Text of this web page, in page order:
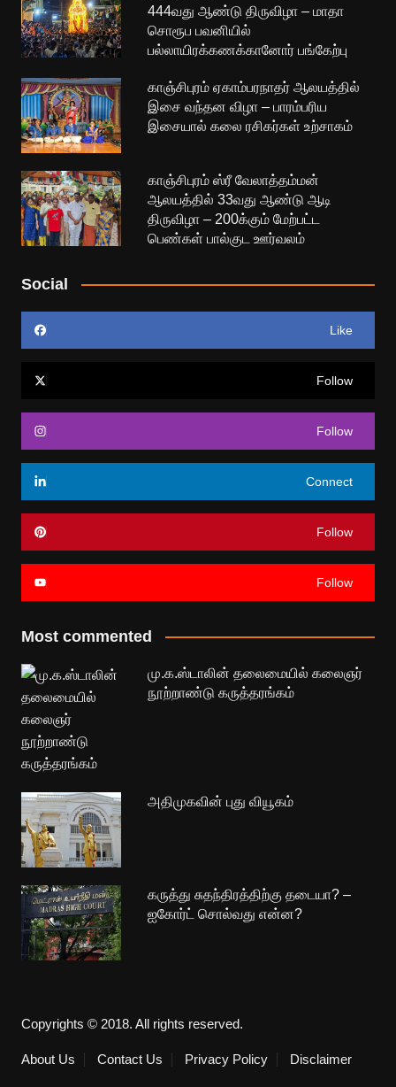
444வது ஆண்டு திருவிழா – மாதா
சொரூப பவனியில்
பல்லாயிரக்கணக்கானோர் பங்கேற்பு
காஞ்சிபுரம் ஏகாம்பரநாதர் ஆலயத்தில்
இசை வந்தன விழா – பாரம்பரிய
இசையால் கலை ரசிகர்கள் உற்சாகம்
காஞ்சிபுரம் ஸ்ரீ வேலாத்தம்மன்
ஆலயத்தில் 33வது ஆண்டு ஆடி
திருவிழா – 200க்கும் மேற்பட்ட
பெண்கள் பால்குட ஊர்வலம்
Social
Like
Follow
Follow
Connect
Follow
Follow
Most commented
மு.க.ஸ்டாலின் தலைமையில் கலைஞர்
நூற்றாண்டு கருத்தரங்கம்
அதிமுகவின் புது வியூகம்
கருத்து சுதந்திரத்திற்கு தடையா? –
ஐகோர்ட் சொல்வது என்ன?
Copyrights © 2018. All rights reserved.
About Us Contact Us Privacy Policy Disclaimer